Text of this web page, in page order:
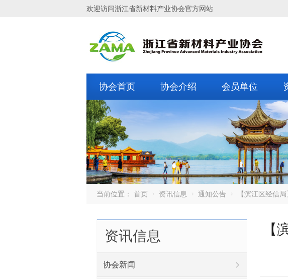
欢迎访问浙江省新材料产业协会官方网站
协会首页 协会介绍 会员单位
当前位置： 首页 资讯信息 通知公告 【滨江区经信
【
资讯信息
协会新闻